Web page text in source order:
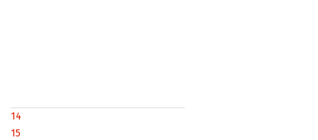
14
15